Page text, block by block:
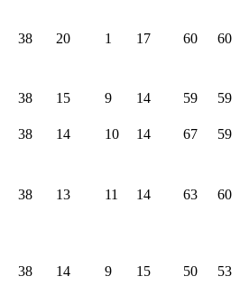
38 20 1 17 60 60
38 15 9 14 59 59
38 14 10 14 67 59
38 13 11 14 63 60
38 14 9 15 50 53